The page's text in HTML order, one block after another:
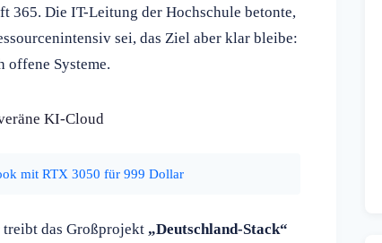
365. Die IT-Leitung der Hochschule betonte,
sei, das Ziel aber klar bleibe:
offene Systeme.
KI-Cloud
mit RTX 3050 für 999 Dollar
das Großprojekt „Deutschland-Stack“